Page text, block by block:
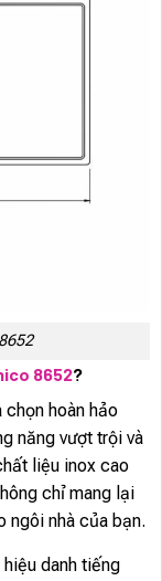
8652?
chọn hoàn hảo
năng vượt trội và
liệu inox cao
chỉ mang lại
ngôi nhà của bạn.
hiệu danh tiếng